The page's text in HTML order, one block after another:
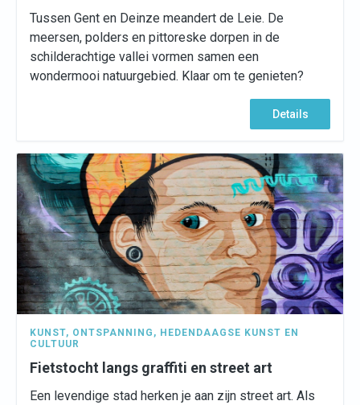
Tussen Gent en Deinze meandert de Leie. De
meersen, polders en pittoreske dorpen in de
schilderachtige vallei vormen samen een
wondermooi natuurgebied. Klaar om te genieten?
Details
KUNST, ONTSPANNING , HEDENDAAGSE KUNST EN
CULTUUR
Fietstocht langs graffiti en street art
Een levendige stad herken je aan zijn street art. Als